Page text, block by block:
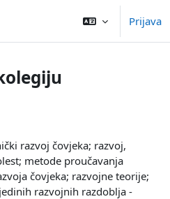
Prijava
razvoj čovjeka; razvoj,
metode proučavanja
čovjeka; razvojne teorije;
razvojnih razdoblja -